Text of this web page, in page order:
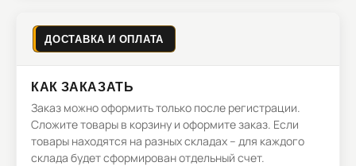
ДОСТАВКА И ОПЛАТА
КАК ЗАКАЗАТЬ
Заказ можно оформить только после регистрации.
Сложите товары в корзину и оформите заказ. Если
товары находятся на разных складах – для каждого
склада будет сформирован отдельный счет.